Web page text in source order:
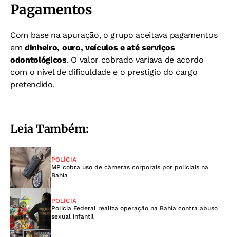
Pagamentos
Com base na apuração, o grupo aceitava pagamentos
emdinheiro, ouro, veículos e até serviços
odontológicos. O valor cobrado variava de acordo
com o nível de dificuldade e o prestígio do cargo
pretendido.
Leia Também:
POLÍCIA
MP cobra uso de câmeras corporais por policiais na
Bahia
POLÍCIA
Polícia Federal realiza operação na Bahia contra abuso
sexual infantil